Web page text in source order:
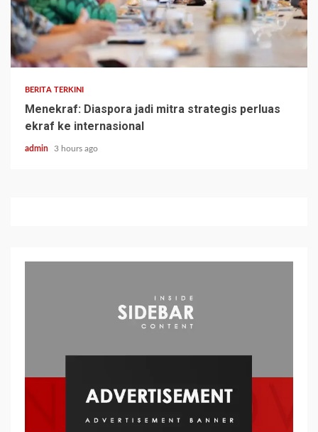
BERITA TERKINI
Menekraf: Diaspora jadi mitra strategis perluas
ekraf ke internasional
admin 3 hours ago